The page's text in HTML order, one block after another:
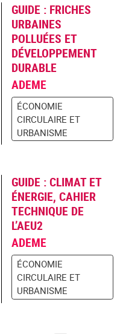
GUIDE : FRICHES
URBAINES
POLLUÉES ET
DÉVELOPPEMENT
DURABLE
ADEME
ÉCONOMIE
CIRCULAIRE ET
URBANISME
GUIDE : CLIMAT ET
ÉNERGIE, CAHIER
TECHNIQUE DE
L’AEU2
ADEME
ÉCONOMIE
CIRCULAIRE ET
URBANISME